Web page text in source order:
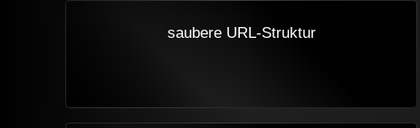
saubere URL-Struktur